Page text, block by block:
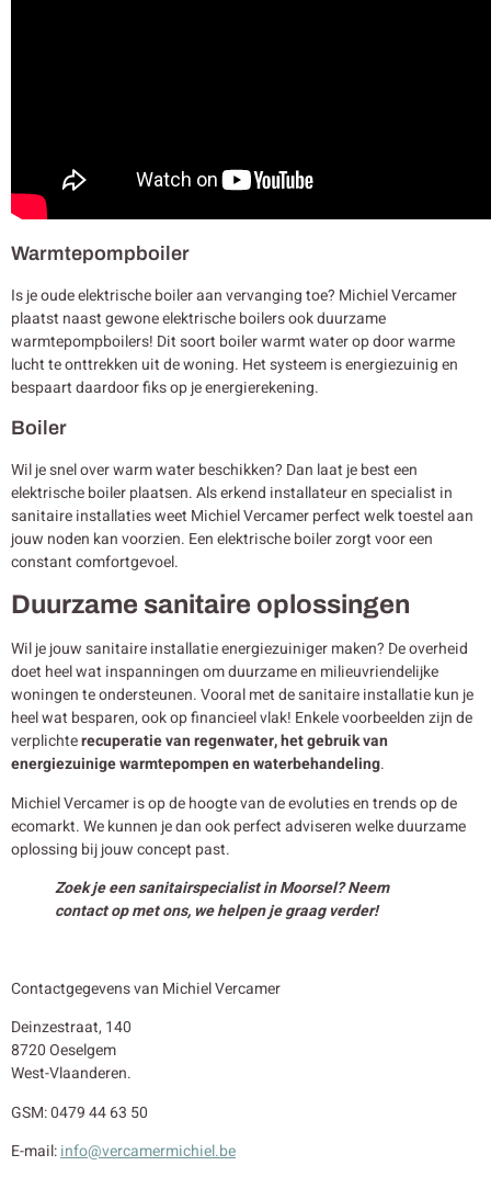
Warmtepompboiler
Is je oude elektrische boiler aan vervanging toe? Michiel Vercamer
plaatst naast gewone elektrische boilers ook duurzame
warmtepompboilers! Dit soort boiler warmt water op door warme
lucht te onttrekken uit de woning. Het systeem is energiezuinig en
bespaart daardoor fiks op je energierekening.
Boiler
Wil je snel over warm water beschikken? Dan laat je best een
elektrische boiler plaatsen. Als erkend installateur en specialist in
sanitaire installaties weet Michiel Vercamer perfect welk toestel aan
jouw noden kan voorzien. Een elektrische boiler zorgt voor een
constant comfortgevoel.
Duurzame sanitaire oplossingen
Wil je jouw sanitaire installatie energiezuiniger maken? De overheid
doet heel wat inspanningen om duurzame en milieuvriendelijke
woningen te ondersteunen. Vooral met de sanitaire installatie kun je
heel wat besparen, ook op financieel vlak! Enkele voorbeelden zijn de
verplichterecuperatie van regenwater, het gebruik van
energiezuinige warmtepompen en waterbehandeling.
Michiel Vercamer is op de hoogte van de evoluties en trends op de
ecomarkt. We kunnen je dan ook perfect adviseren welke duurzame
oplossing bij jouw concept past.
Zoek je een sanitairspecialist in Moorsel? Neem
contact op met ons, we helpen je graag verder!
Contactgegevens van Michiel Vercamer
Deinzestraat, 140
8720 Oeselgem
West-Vlaanderen.
GSM: 0479 44 63 50
E-mail:info@vercamermichiel.be